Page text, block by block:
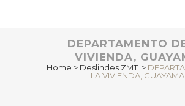
DEPARTAMENTO
VIVIENDA,
Home > Deslindes ZMT >
LA VIVIENDA, GUAYAMA